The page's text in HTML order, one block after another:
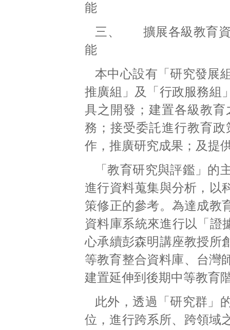
能
三、
擴展各級教育
能
本中心設有「研究發展
推廣組」及「行政服務組
具之開發；建置各級教
務；接受委託進行教育
作，推廣研究成果；及提
「教育研究與評鑑」
進行資料蒐集與分析，以
策修正的參考。為達成教
資料庫系統來進行以「證
心承續彭森明講座教授所
等教育整合資料庫、台灣
建置延伸到後期中等教育
此外，透過「研究群」
位，進行跨系所、跨領域